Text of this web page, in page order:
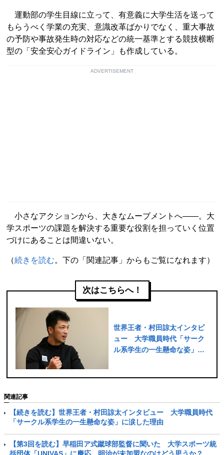
運動部の学生目線に立って、有意義に大学生活を送って
もらうべく学業の充実、意識改革ばかりでなく、重大事故
の予防や事故発生時の対応などの統一基準とする競技横断
型の「安全安心ガイドライン」も作成している。
ADVERTISEMENT
小さなアクションから、大きなムーブメントへ――。大
学スポーツの課題を解決する重要な役割を担っていく位置
づけにあることは間違いない。
（続きを読む。下の「関連記事」からもご覧になれます）
次はこちらへ！
世界王者・村田諒太インタビ
ュー 大学職員時代「サーク
ル系学生の一生懸命な姿」に
関連記事
【続きを読む】世界王者・村田諒太インタビュー 大学職員時代
「サークル系学生の一生懸命な姿」に涙した理由
【第3回を読む】早稲田ア式蹴球部監督に聞いた 大学スポーツ統